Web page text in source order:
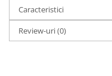
Caracteristici
Review-uri(0)